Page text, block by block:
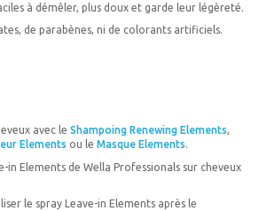
à démêler, plus doux et garde leur légèreté.
de parabènes, ni de colorants artificiels.
avec le Shampoing Renewing Elements,
Elements ou le Masque Elements.
in Elements de Wella Professionals sur cheveux
le spray Leave-in Elements après le